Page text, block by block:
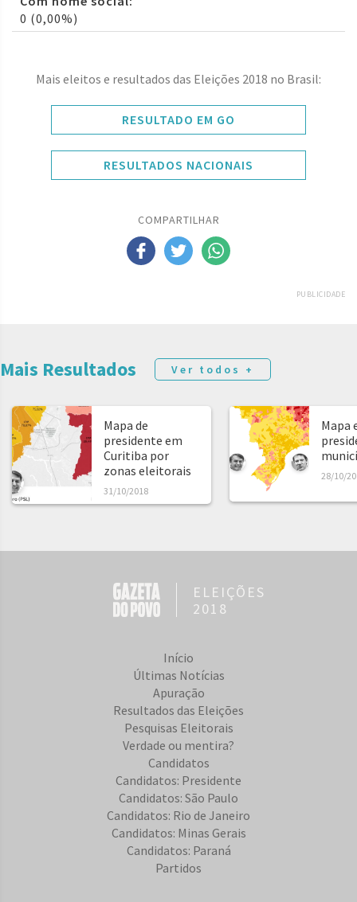
0 (0,00%)
Mais eleitos e resultados das Eleições 2018 no Brasil:
RESULTADO EM GO
RESULTADOS NACIONAIS
COMPARTILHAR
PUBLICIDADE
Mais Resultados Ver todos +
Mapa de
presidente em
Curitiba por
zonas eleitorais
31/10/2018
Mapa
28/10/
ELEIÇÕES
2018
Início
Últimas Notícias
Apuração
Resultados das Eleições
Pesquisas Eleitorais
Verdade ou mentira?
Candidatos
Candidatos: Presidente
Candidatos: São Paulo
Candidatos: Rio de Janeiro
Candidatos: Minas Gerais
Candidatos: Paraná
Partidos